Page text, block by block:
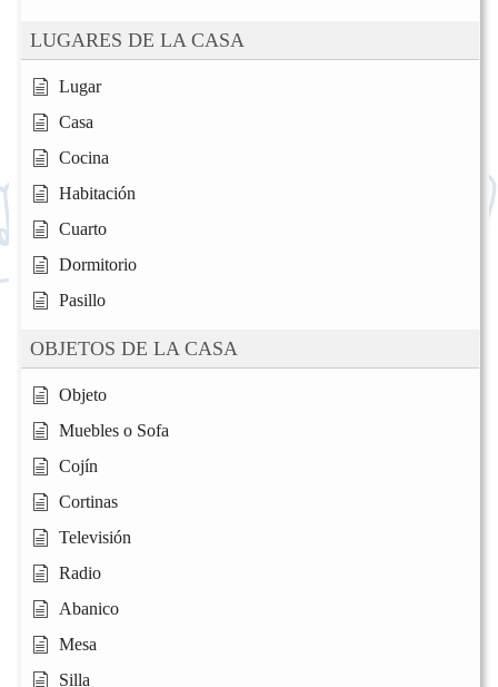
LUGARES DE LA CASA
Lugar
Casa
Cocina
Habitación
Cuarto
Dormitorio
Pasillo
OBJETOS DE LA CASA
Objeto
Muebles o Sofa
Cojín
Cortinas
Televisión
Radio
Abanico
Mesa
Silla